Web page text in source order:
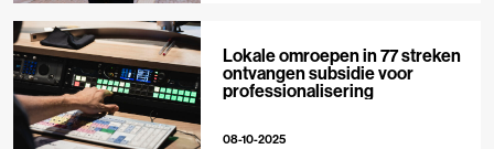
Lokale omroepen in 77 streken
ontvangen subsidie voor
professionalisering
08-10-2025